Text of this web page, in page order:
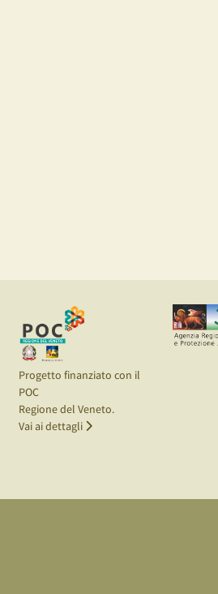
Progetto finanziato con il
POC
Regione del Veneto.
Vai ai dettagli